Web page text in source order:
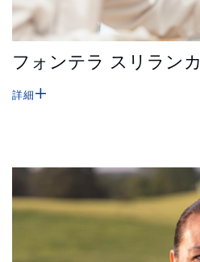
フォンテラ スリランカ
詳細